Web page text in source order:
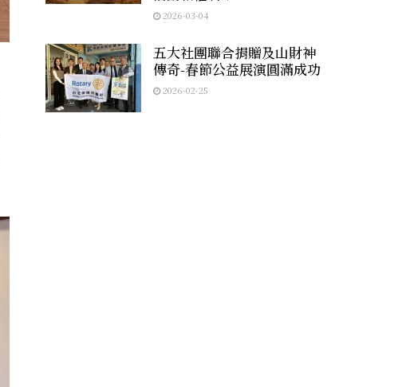
2026-03-04
五大社團聯合捐贈及山財神
傳奇-春節公益展演圓滿成功
2026-02-25